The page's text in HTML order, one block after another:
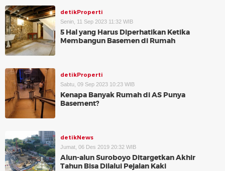
detikProperti
Senin, 11 Sep 2023 11:32 WIB
5 Hal yang Harus Diperhatikan Ketika
Membangun Basemen di Rumah
detikProperti
Sabtu, 09 Sep 2023 10:23 WIB
Kenapa Banyak Rumah di AS Punya
Basement?
detikNews
Jumat, 06 Des 2019 20:32 WIB
Alun-alun Suroboyo Ditargetkan Akhir
Tahun Bisa Dilalui Pejalan Kaki